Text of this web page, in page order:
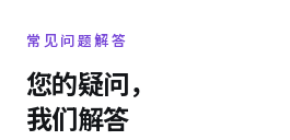
常见问题解答
您的疑问，
我们解答